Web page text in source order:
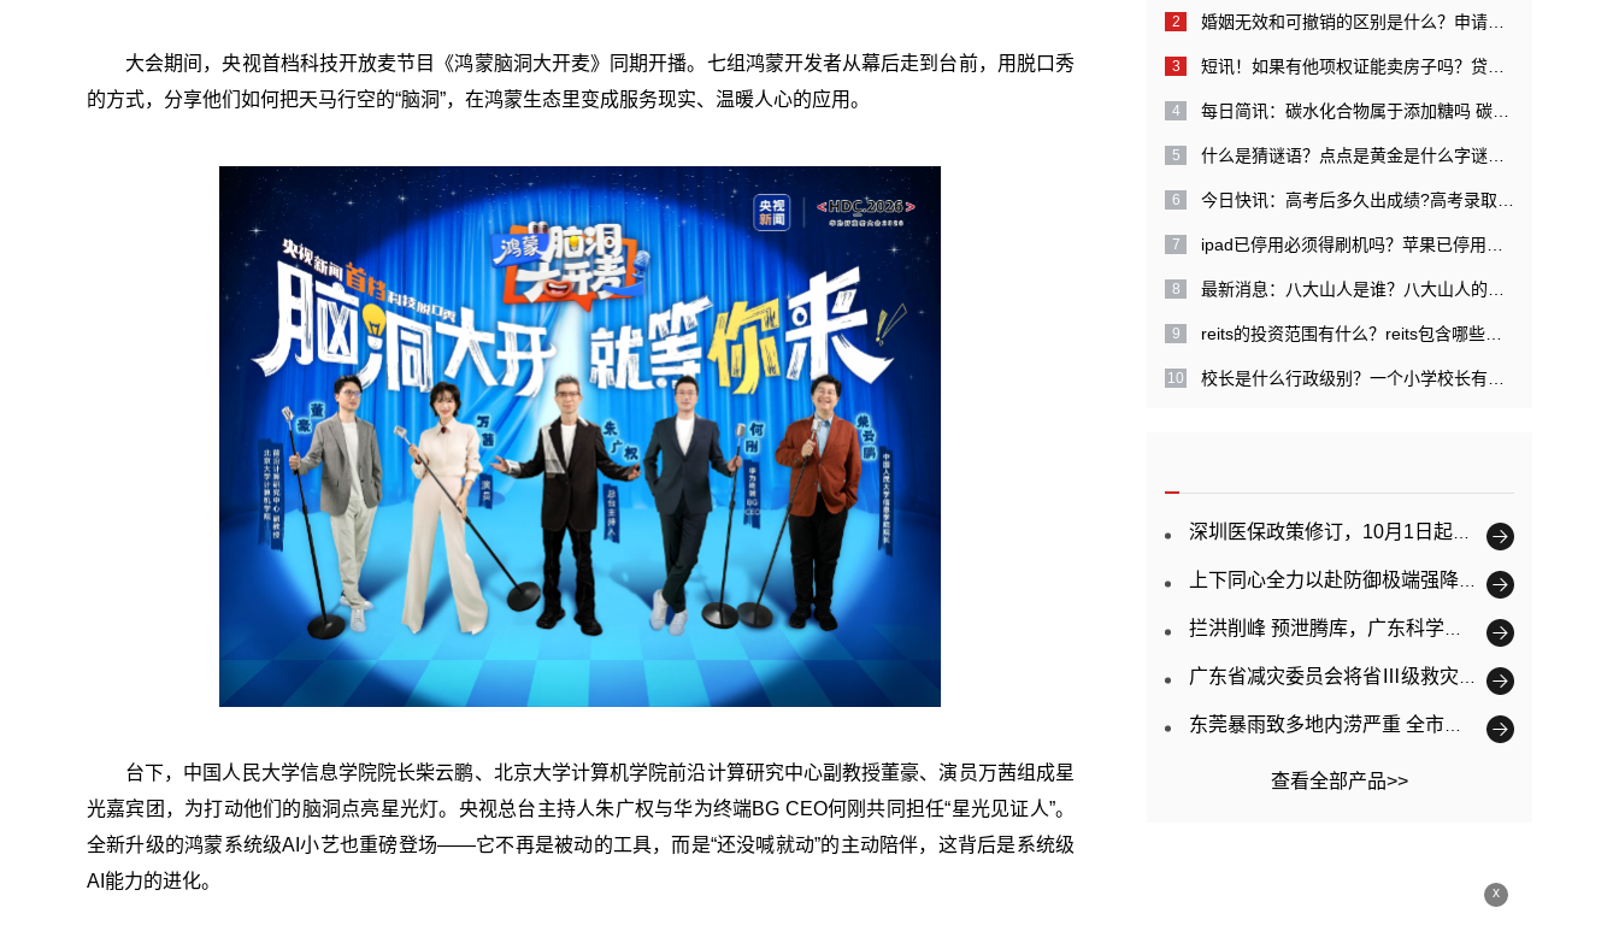
大会期间，央视首档科技开放麦节目《鸿蒙脑洞大开麦》同期开播。七组鸿蒙开发者从幕后走到台前，用脱口秀
的方式，分享他们如何把天马行空的“脑洞”，在鸿蒙生态里变成服务现实、温暖人心的应用。
台下，中国人民大学信息学院院长柴云鹏、北京大学计算机学院前沿计算研究中心副教授董豪、演员万茜组成星
光嘉宾团，为打动他们的脑洞点亮星光灯。央视总台主持人朱广权与华为终端BG CEO何刚共同担任“星光见证人”。
全新升级的鸿蒙系统级AI小艺也重磅登场——它不再是被动的工具，而是“还没喊就动”的主动陪伴，这背后是系统级
AI能力的进化。
深圳医保政策修订，10月1日起正式实施
上下同心全力以赴防御极端强降雨 广东已提前转移超11万人
拦洪削峰 预泄腾库，广东科学调度防御韩江洪水
广东省减灾委员会将省Ⅲ级救灾应急响应提升为Ⅱ级
东莞暴雨致多地内涝严重 全市已转移3563人
查看全部产品>>
x